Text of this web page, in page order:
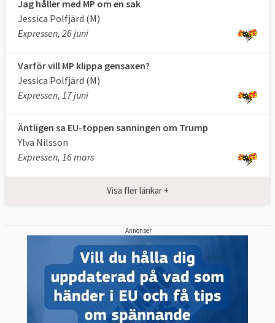
Jag håller med MP om en sak
Jessica Polfjärd (M)
Expressen, 26 juni
Varför vill MP klippa gensaxen?
Jessica Polfjärd (M)
Expressen, 17 juni
Äntligen sa EU-toppen sanningen om Trump
Ylva Nilsson
Expressen, 16 mars
Visa fler länkar +
Annonser